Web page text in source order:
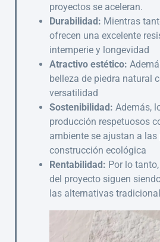
proyectos se aceleran.
Durabilidad: Mientras
ofrecen una excelente
intemperie y longevidad
Atractivo estético:
belleza de piedra natural
versatilidad
Sostenibilidad: Además,
producción respetuosos
ambiente se ajustan a
construcción ecológica
Rentabilidad: Por lo
del proyecto siguen
las alternativas